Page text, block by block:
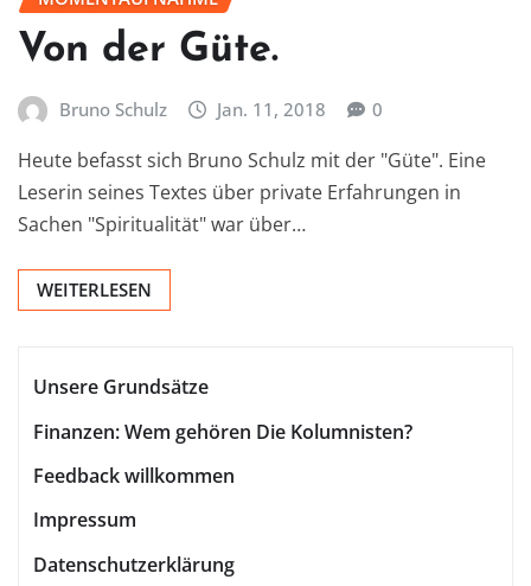
Von der Güte.
Bruno Schulz Jan. 11, 2018 0
Heute befasst sich Bruno Schulz mit der "Güte". Eine
Leserin seines Textes über private Erfahrungen in
Sachen "Spiritualität" war über…
WEITERLESEN
Unsere Grundsätze
Finanzen: Wem gehören Die Kolumnisten?
Feedback willkommen
Impressum
Datenschutzerklärung